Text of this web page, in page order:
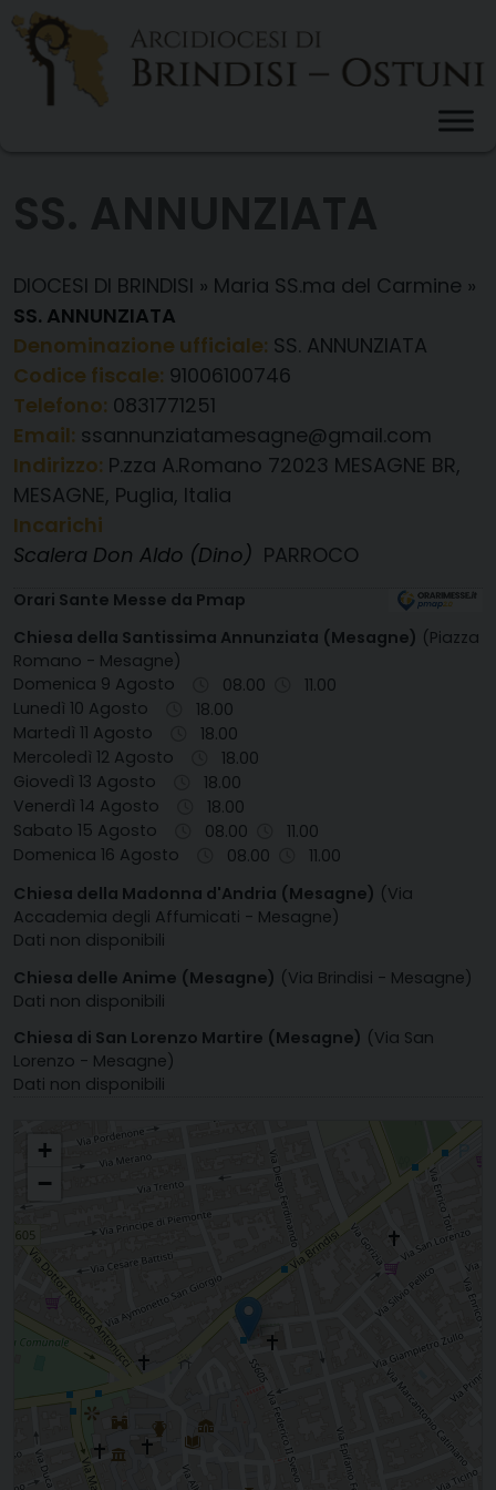
Skip
content
DIOCESI DI BRINDISI » Maria SS.ma del Carmine »
SS. ANNUNZIATA
Denominazione ufficiale: SS. ANNUNZIATA
Codice fiscale: 91006100746
Telefono: 0831771251
Email: ssannunziatamesagne@gmail.com
Indirizzo: P.zza A.Romano 72023 MESAGNE BR,
MESAGNE, Puglia, Italia
Incarichi
Scalera Don Aldo (Dino) PARROCO
Orari Sante Messe da Pmap
Chiesa della Santissima Annunziata (Mesagne) (Piazza
Romano - Mesagne)
Domenica 9 Agosto
08.00
11.00
Lunedì 10 Agosto
18.00
Martedì 11 Agosto
18.00
Mercoledì 12 Agosto
18.00
Giovedì 13 Agosto
18.00
Venerdì 14 Agosto
18.00
Sabato 15 Agosto
08.00
11.00
Domenica 16 Agosto
08.00
11.00
Chiesa della Madonna d'Andria (Mesagne) (Via
Accademia degli Affumicati - Mesagne)
Dati non disponibili
Chiesa delle Anime (Mesagne) (Via Brindisi - Mesagne)
Dati non disponibili
Chiesa di San Lorenzo Martire (Mesagne) (Via San
Lorenzo - Mesagne)
Dati non disponibili
SS. ANNUNZIATA
+
−